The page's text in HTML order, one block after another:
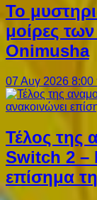
Το
μοίρες
Onimusha
07 Αυγ 2026 8:00
Τέλος της
Switch 2 –
επίσημα